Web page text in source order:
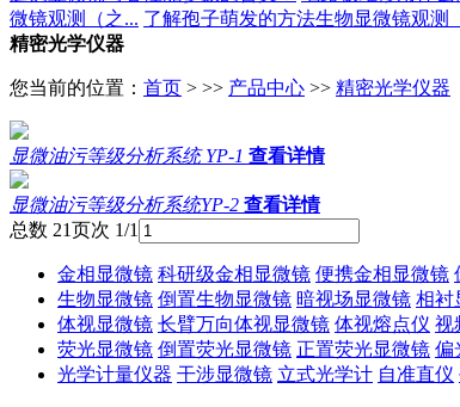
微镜观测（之... 了解孢子萌发的方法生物显微镜观测
精密光学仪器
您当前的位置： 首页 > >> 产品中心 >> 精密光学仪器
显微油污等级分析系统 YP-1 查看详情
显微油污等级分析系统YP-2 查看详情
总数 21页次 1/1
金相显微镜 科研级金相显微镜 便携金相显微镜
生物显微镜 倒置生物显微镜 暗视场显微镜 相衬
体视显微镜 长臂万向体视显微镜 体视熔点仪 视
荧光显微镜 倒置荧光显微镜 正置荧光显微镜 偏
光学计量仪器 干涉显微镜 立式光学计 自准直仪